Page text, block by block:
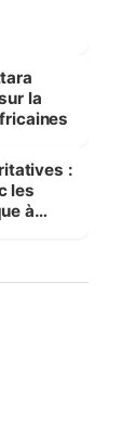
la
:
les
à